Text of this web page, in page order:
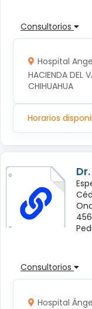
Consultorios
Hospital
HACIENDA DEL
CHIHUAHUA
Horarios
Consultorios
Hospital